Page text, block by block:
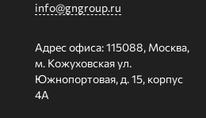
info@gngroup.ru
Адрес офиса: 115088, Москва,
м. Кожуховская ул.
Южнопортовая, д. 15, корпус
4А